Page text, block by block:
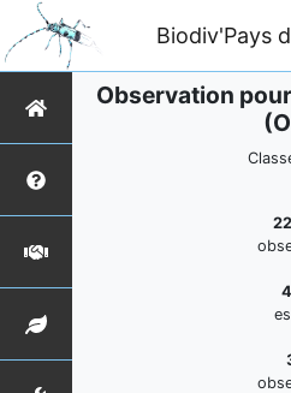
Biodiv'Pays
Observation